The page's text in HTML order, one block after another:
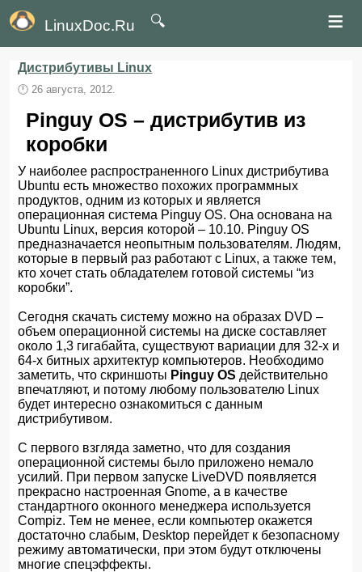
LinuxDoc.Ru 🔍 ≡
Дистрибутивы Linux
🕛26 августа, 2012.
Pinguy OS – дистрибутив из
коробки
У наиболее распространенного Linux дистрибутива
Ubuntu есть множество похожих программных
продуктов, одним из которых и является
операционная система Pinguy OS. Она основана на
Ubuntu Linux, версия которой – 10.10. Pinguy OS
предназначается неопытным пользователям. Людям,
которые в первый раз работают с Linux, а также тем,
кто хочет стать обладателем готовой системы “из
коробки”.
Сегодня скачать систему можно на образах DVD –
объем операционной системы на диске составляет
около 1,3 гигабайта, существуют вариации для 32-х и
64-х битных архитектур компьютеров. Необходимо
заметить, что скриншоты Pinguy OS действительно
впечатляют, и потому любому пользователю Linux
будет интересно ознакомиться с данным
дистрибутивом.
С первого взгляда заметно, что для создания
операционной системы было приложено немало
усилий. При первом запуске LiveDVD появляется
прекрасно настроенная Gnome, а в качестве
стандартного оконного менеджера используется
Compiz. Тем не менее, если компьютер окажется
достаточно слабым, Desktop перейдет к безопасному
режиму автоматически, при этом будут отключены
многие спецэффекты.